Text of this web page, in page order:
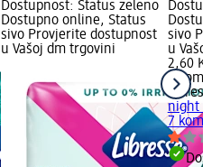
Dostupnost: Status zeleno
Dostupno online, Status
sivo Provjerite dostupnost
u Vašoj dm trgovini
sivo
u Vašoj
2,60 KM
7 kom.
Libresse
night
7 kom.